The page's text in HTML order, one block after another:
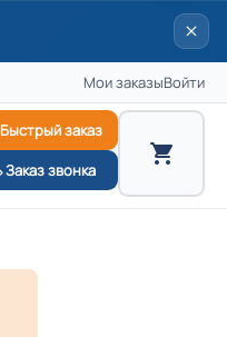
Мои заказыВойти
Быстрый заказ
Заказ звонка